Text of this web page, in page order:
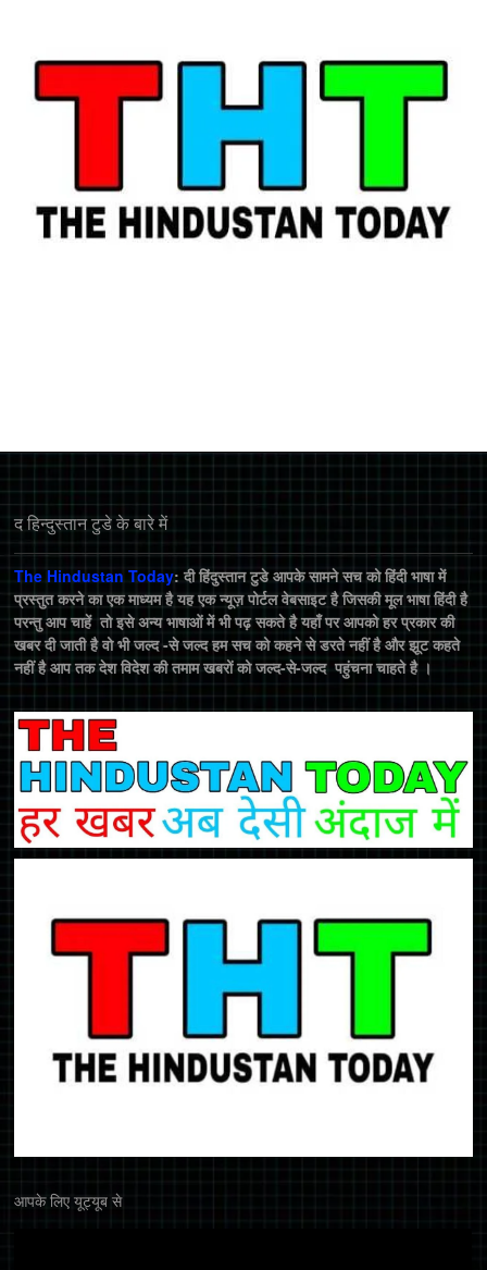
द हिन्‍दुस्‍तान टुडे के बारे में
The Hindustan Today: दी हिंदुस्तान टुडे आपके सामने सच को हिंदी भाषा में
प्रस्तुत करने का एक माध्यम है यह एक न्यूज़ पोर्टल वेबसाइट है जिसकी मूल भाषा हिंदी है
परन्तु आप चाहें तो इसे अन्य भाषाओं में भी पढ़ सकते है यहाँ पर आपको हर प्रकार की
खबर दी जाती है वो भी जल्द -से जल्द हम सच को कहने से डरते नहीं है और झूट कहते
नहीं है आप तक देश विदेश की तमाम खबरों को जल्द-से-जल्द पहुंचना चाहते है ।
आपके लिए यूट्यूब से